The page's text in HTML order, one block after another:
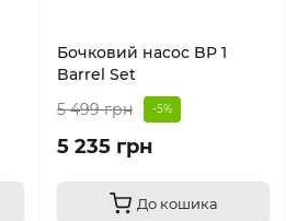
Бочковий насос BP 1
Barrel Set
5 499 грн
-5%
5 235 грн
До кошика